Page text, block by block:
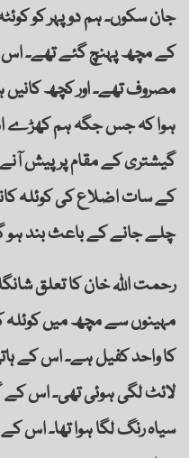
جان سکوں۔ ہم دوپہر کو
کے مچھ پہنچ گئے تھے۔ اس
مصروف تھے۔ اور کچھ کانیں
ہوا کہ جس جگہ ہم
گیشتری کے مقام پر پیش
کے سات اضلاع کی کوئلہ
چلے جانے کے باعث بند ہو
رحمت اللہ خان کا تعلق
مہینوں سے مچھ میں کوئلہ
کا واحد کفیل ہے۔ اس کے
لائٹ لگی ہوئی تھی۔ اس
سیاہ رنگ لگا ہوا تھا۔